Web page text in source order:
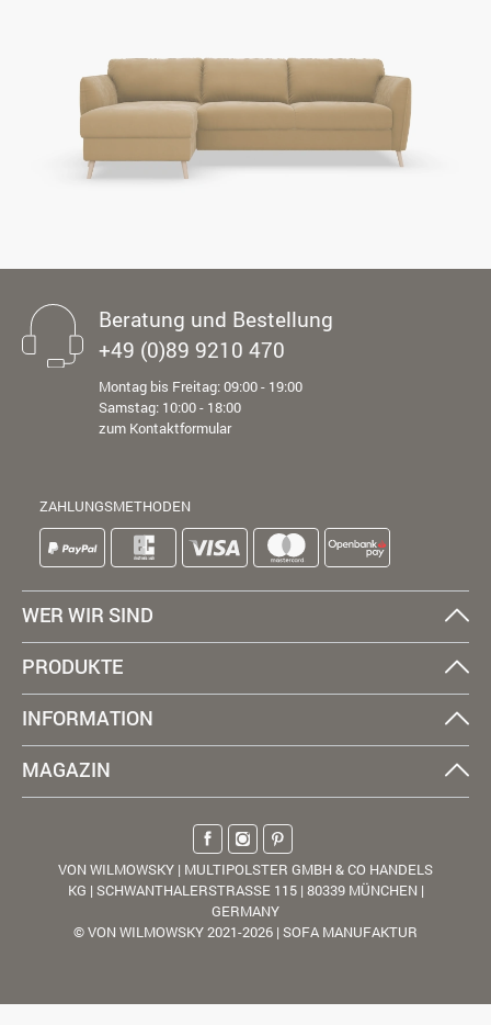
Beratung und Bestellung
+49 (0)89 9210 470
Montag bis Freitag: 09:00 - 19:00
Samstag: 10:00 - 18:00
zum Kontaktformular
ZAHLUNGSMETHODEN
WER WIR SIND
PRODUKTE
INFORMATION
MAGAZIN
VON WILMOWSKY | MULTIPOLSTER GMBH & CO HANDELS
KG | SCHWANTHALERSTRASSE 115 | 80339 MÜNCHEN |
GERMANY
© VON WILMOWSKY 2021-2026 | SOFA MANUFAKTUR